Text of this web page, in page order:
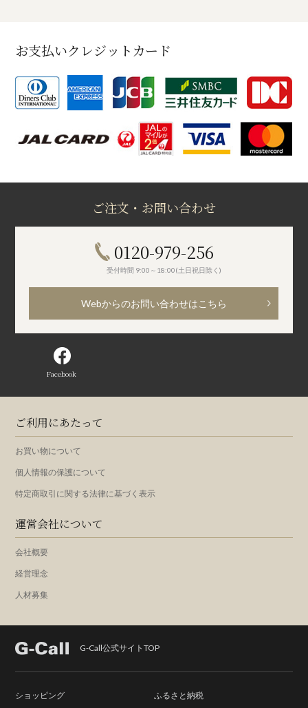
お支払いクレジットカード
ご注文・お問い合わせ
0120-979-256
受付時間 9:00～18:00(土日祝日除く)
Webからのお問い合わせはこちら
Facebook
ご利用にあたって
お買い物について
個人情報の保護について
特定商取引に関する法律に基づく表示
運営会社について
会社概要
経営理念
人材募集
G-Call公式サイトTOP
ショッピング ふるさと納税